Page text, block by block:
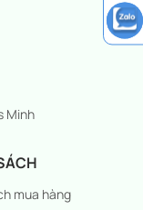
Minh
mua hàng